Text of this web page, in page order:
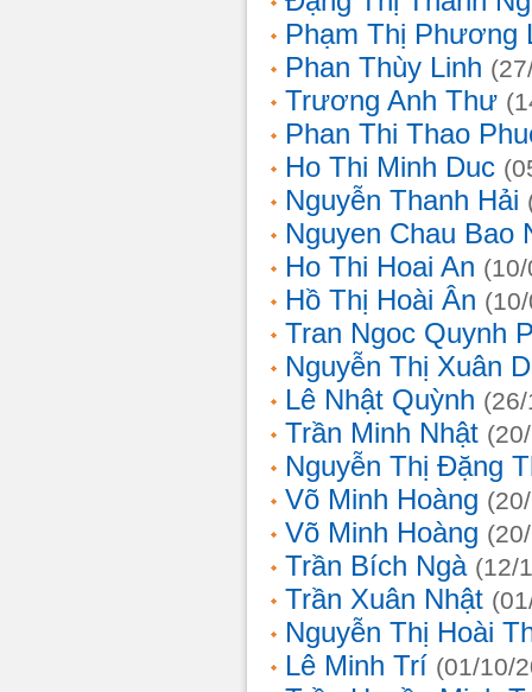
Phạm Thị Phương
Phan Thùy Linh
Trương Anh Thư
Phan Thi Thao
Ho Thi Minh Duc
Nguyễn Thanh Hải
Nguyen Chau Bao
Ho Thi Hoai An
Hồ Thị Hoài Ân
Tran Ngoc Quynh
Nguyễn Thị Xuân
Lê Nhật Quỳnh
Trần Minh Nhật
Nguyễn Thị Đặng
Võ Minh Hoàng
Võ Minh Hoàng
Trần Bích Ngà (12/
Trần Xuân Nhật
Nguyễn Thị Hoài
Lê Minh Trí (01/10/